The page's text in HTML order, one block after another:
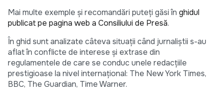
Mai multe exemple şi recomandări puteți găsi în ghidul
publicat pe pagina web a Consiliului de Presă.
În ghid sunt analizate câteva situaţii când jurnaliștii s-au
aflat în conflicte de interese și extrase din
regulamentele de care se conduc unele redacțiile
prestigioase la nivel internațional: The New York Times,
BBC, The Guardian, Time Warner.